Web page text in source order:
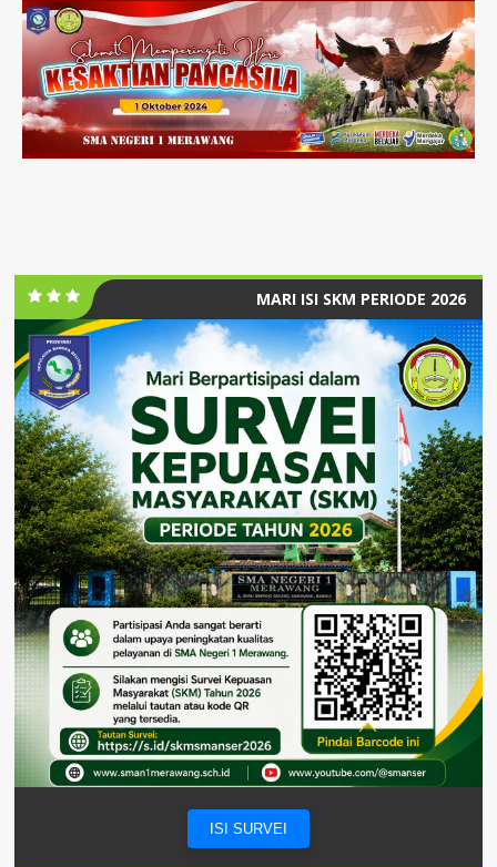
MARI ISI SKM PERIODE 2026
ISI SURVEI